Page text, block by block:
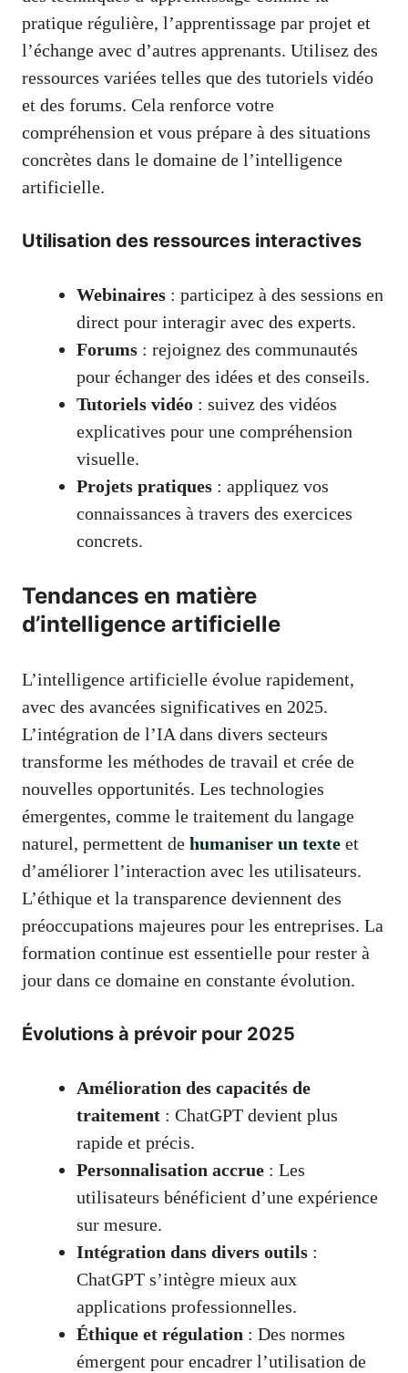
pratique régulière, l’apprentissage par projet et
l’échange avec d’autres apprenants. Utilisez des
ressources variées telles que des tutoriels vidéo
et des forums. Cela renforce votre
compréhension et vous prépare à des situations
concrètes dans le domaine de l’intelligence
artificielle.
Utilisation des ressources interactives
Webinaires : participez à des sessions en
direct pour interagir avec des experts.
Forums : rejoignez des communautés
pour échanger des idées et des conseils.
Tutoriels vidéo : suivez des vidéos
explicatives pour une compréhension
visuelle.
Projets pratiques : appliquez vos
connaissances à travers des exercices
concrets.
Tendances en matière
d’intelligence artificielle
L’intelligence artificielle évolue rapidement,
avec des avancées significatives en 2025.
L’intégration de l’IA dans divers secteurs
transforme les méthodes de travail et crée de
nouvelles opportunités. Les technologies
émergentes, comme le traitement du langage
naturel, permettent de humaniser un texte et
d’améliorer l’interaction avec les utilisateurs.
L’éthique et la transparence deviennent des
préoccupations majeures pour les entreprises. La
formation continue est essentielle pour rester à
jour dans ce domaine en constante évolution.
Évolutions à prévoir pour 2025
Amélioration des capacités de
traitement : ChatGPT devient plus
rapide et précis.
Personnalisation accrue : Les
utilisateurs bénéficient d’une expérience
sur mesure.
Intégration dans divers outils :
ChatGPT s’intègre mieux aux
applications professionnelles.
Éthique et régulation : Des normes
émergent pour encadrer l’utilisation de